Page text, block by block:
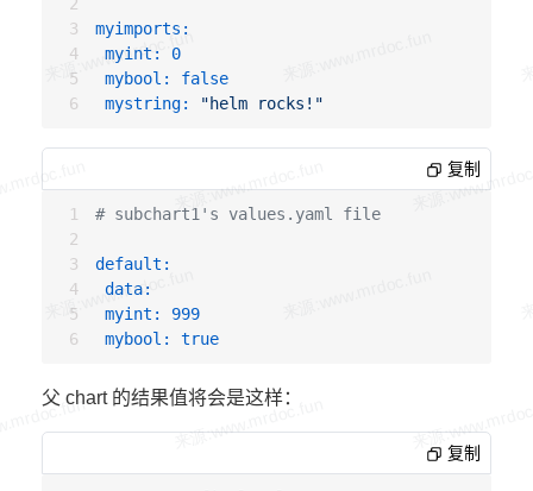
myimports:
myint:
0
mybool:
false
mystring:
"helm rocks!"
复制
# subchart1's values.yaml file
default:
data:
myint:
999
mybool:
true
父 chart 的结果值将会是这样：
复制